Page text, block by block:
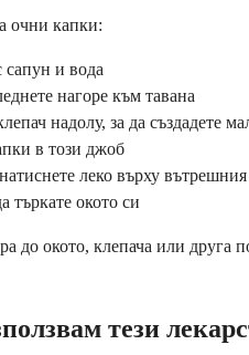
очни капки:
сапун и вода
нагоре към тавана
надолу, за да създадете
в този джоб
леко върху
търкате окото си
до окото, клепача или друга
тези